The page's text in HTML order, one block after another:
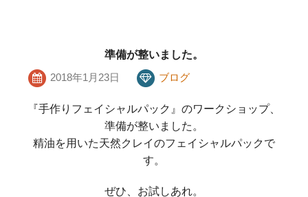
準備が整いました。
2018年1月23日
ブログ
『手作りフェイシャルパック』のワークショップ、
準備が整いました。
精油を用いた天然クレイのフェイシャルパックで
す。
ぜひ、お試しあれ。